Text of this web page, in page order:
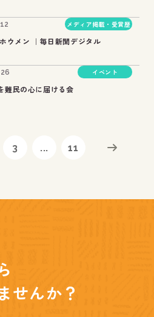
メディア掲載・受賞歴
ウメン ｜毎日新聞デジタル
イベント
難民の心に届ける会
3 ... 11
せんか？